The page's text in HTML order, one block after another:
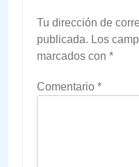
Tu dirección de
publicada. Los
marcados con *
Comentario *